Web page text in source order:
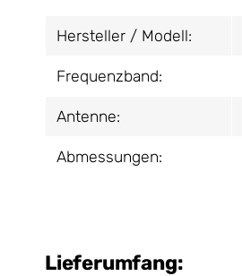
Hersteller / Modell:
Frequenzband:
Antenne:
Abmessungen:
Lieferumfang: